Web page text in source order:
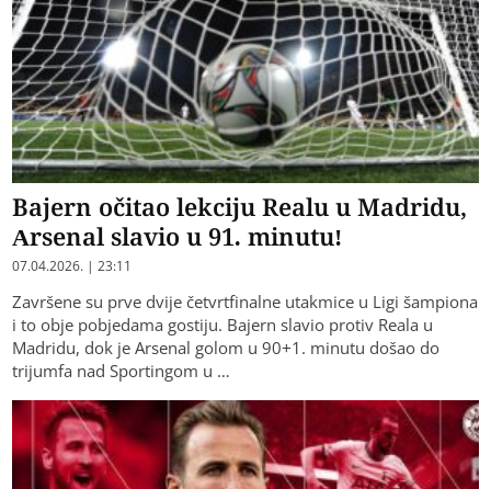
Bajern očitao lekciju Realu u Madridu,
Arsenal slavio u 91. minutu!
07.04.2026. | 23:11
Završene su prve dvije četvrtfinalne utakmice u Ligi šampiona
i to obje pobjedama gostiju. Bajern slavio protiv Reala u
Madridu, dok je Arsenal golom u 90+1. minutu došao do
trijumfa nad Sportingom u …